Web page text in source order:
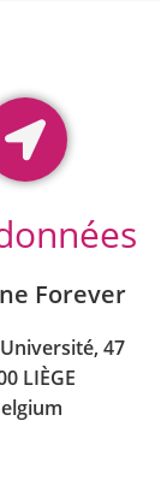
Forever
47
LIÈGE